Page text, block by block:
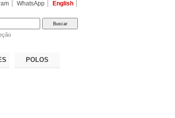
WhatsApp English
POLOS